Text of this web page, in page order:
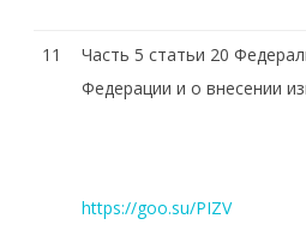
11
Часть 5 статьи 20
Федерации и о внесении
https://goo.su/PIZV